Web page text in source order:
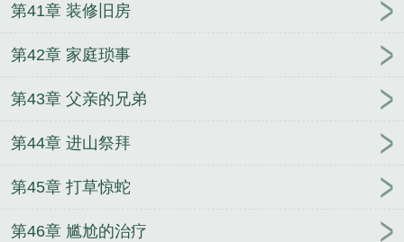
第41章 装修旧房
第42章 家庭琐事
第43章 父亲的兄弟
第44章 进山祭拜
第45章 打草惊蛇
第46章 尴尬的治疗